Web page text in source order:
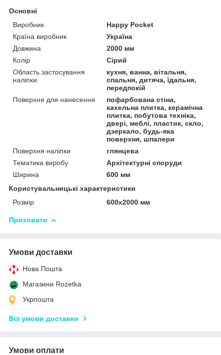
Основні
Виробник
Happy Pocket
Країна виробник
Україна
Довжина
2000 мм
Колір
Сірий
Область застосування
наліпки
кухня, ванна, вітальня,
спальня, дитяча, їдальня,
передпокій
Поверхня для нанесення
пофарбована стіна,
кахельна плитка, керамічна
плитка, побутова техніка,
двері, меблі, пластик, скло,
дзеркало, будь-яка
поверхня, шпалери
Поверхня наліпки
глянцева
Тематика виробу
Архітектурні споруди
Ширина
600 мм
Користувальницькі характеристики
Розмір
600х2000 мм
Приховати
Умови доставки
Нова Пошта
Магазини Rozetka
Укрпошта
Всі умови доставки
Умови оплати